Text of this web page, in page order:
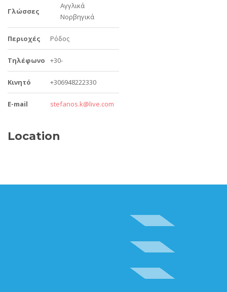
Γλώσσες
Αγγλικά
Νορβηγικά
Περιοχές Ρόδος
Τηλέφωνο +30-
Κινητό +306948222330
E-mail stefanos.k@live.com
Location